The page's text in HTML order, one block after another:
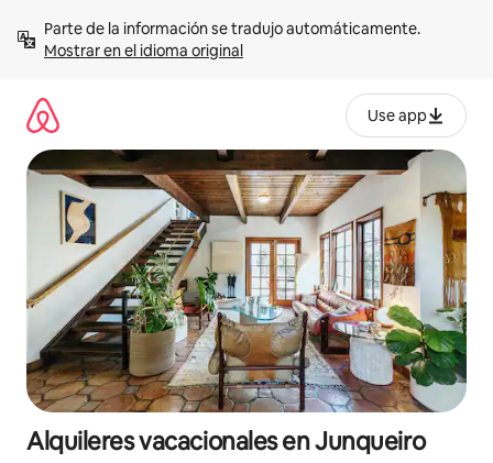
contenidoMostrar en el idioma original
Use app
Alquileres vacacionales en Junqueiro